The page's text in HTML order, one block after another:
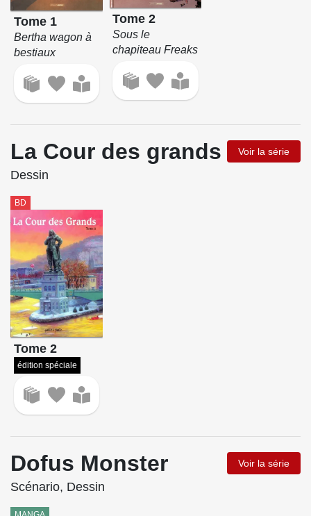
Tome 1
Bertha wagon à
bestiaux
Tome 2
Sous le
chapiteau Freaks
La Cour des grands Voir la série
Dessin
BD
Tome 2
édition spéciale
Dofus Monster Voir la série
Scénario, Dessin